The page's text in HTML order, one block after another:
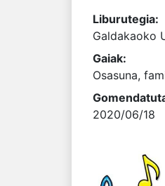
Liburutegia:
Galdakaoko
Gaiak:
Osasuna,
2020/06/18